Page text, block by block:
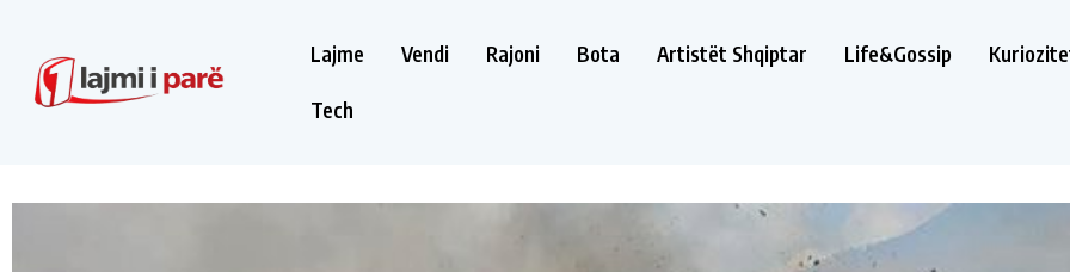
Lajme Vendi Rajoni Bota Artistët Shqiptar Life&Gossip
Tech